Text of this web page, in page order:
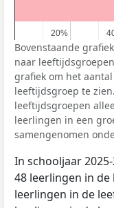
20%
20%
Bovenstaande
naar
grafiek om het
leeftijdsgroep te
leeftijdsgroepen
leerlingen in een
samengenomen
In schooljaar
48 leerlingen in de
leerlingen in de